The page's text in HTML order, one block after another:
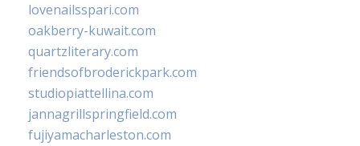
lovenailsspari.com
oakberry-kuwait.com
quartzliterary.com
friendsofbroderickpark.com
studiopiattellina.com
jannagrillspringfield.com
fujiyamacharleston.com